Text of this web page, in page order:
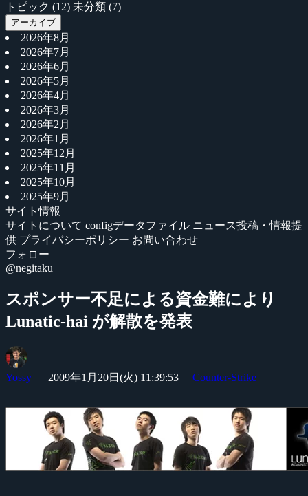
トピック (12) 未分類 (7)
アーカイブ
2026年8月
2026年7月
2026年6月
2026年5月
2026年4月
2026年3月
2026年2月
2026年1月
2025年12月
2025年11月
2025年10月
2025年9月
サイト情報
サイトについて configデータファイル ニュース投稿・情報提
供 プライバシーポリシー お問い合わせ
フォロー
@negitaku
スポンサー不足による資金難により
Lunatic-hai が解散を発表
Yossy 2009年1月20日(火) 11:39:53 Counter-Strike